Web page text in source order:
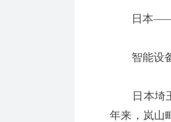
日本
智能设备
日本埼玉
年来，岚山